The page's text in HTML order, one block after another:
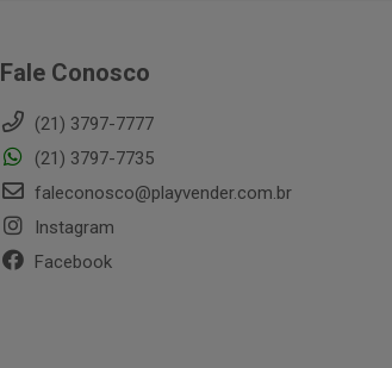
Fale Conosco
(21) 3797-7777
(21) 3797-7735
faleconosco@playvender.com.br
Instagram
Facebook